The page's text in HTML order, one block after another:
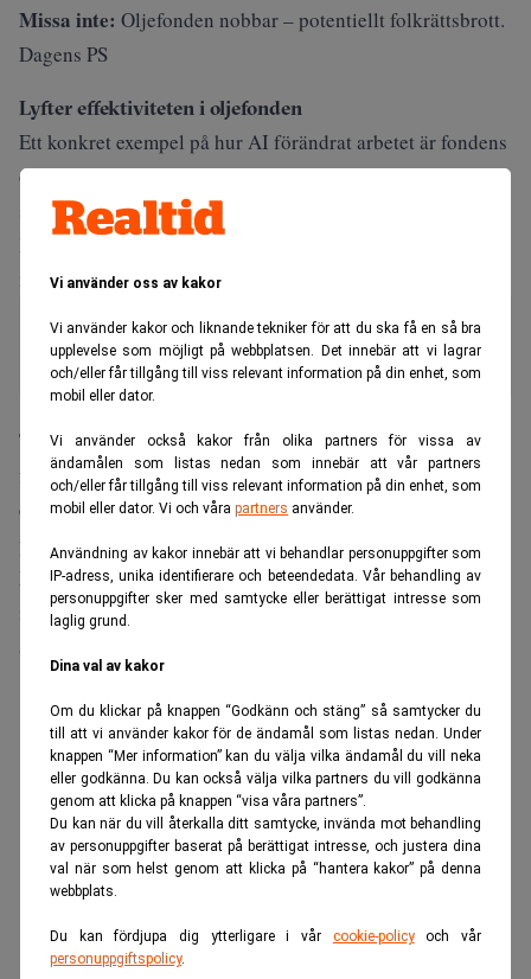
Vi använder oss av kakor
Vi använder kakor och liknande tekniker för att du ska få en så bra
upplevelse som möjligt på webbplatsen. Det innebär att vi lagrar
och/eller får tillgång till viss relevant information på din enhet, som
mobil eller dator.
Vi använder också kakor från olika partners för vissa av
ändamålen som listas nedan som innebär att vår partners
och/eller får tillgång till viss relevant information på din enhet, som
mobil eller dator. Vi och våra partners använder.
Användning av kakor innebär att vi behandlar personuppgifter som
IP-adress, unika identifierare och beteendedata. Vår behandling av
personuppgifter sker med samtycke eller berättigat intresse som
laglig grund.
Dina val av kakor
Om du klickar på knappen “Godkänn och stäng” så samtycker du
till att vi använder kakor för de ändamål som listas nedan. Under
knappen “Mer information” kan du välja vilka ändamål du vill neka
eller godkänna. Du kan också välja vilka partners du vill godkänna
genom att klicka på knappen “visa våra partners”.
Du kan när du vill återkalla ditt samtycke, invända mot behandling
av personuppgifter baserat på berättigat intresse, och justera dina
val när som helst genom att klicka på “hantera kakor” på denna
webbplats.
Du kan fördjupa dig ytterligare i vår cookie-policyoch vår
personuppgiftspolicy.
Missa inte: Oljefonden nobbar – potentiellt folkrättsbrott.
Dagens PS
Lyfter effektiviteten i oljefonden
Ett konkret exempel på hur AI förändrat arbetet är fondens
övervakning av nyheter om sina investeringar på 16 olika
språk.
Ett arbete som tidigare tog dagar sker nu på bara tio
minuter – tack vare AI.
Nästan en tredjedel anställda
smusslar med AI
Tangen är en uttalad förespråkare för AI och lyfter ofta
fram interna enkäter som visar att medarbetarnas
effektivitet enligt deras egen uppskattning ökat med 15
procent, enligt fondens årsrapport för 2024.
Men medan AI lyfter effektiviteten på ledande
institutioner väcker utvecklingen också oro för framtidens
arbetsmarknad, särskilt för unga.